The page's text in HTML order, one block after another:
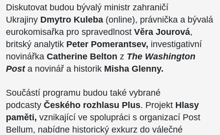
Diskutovat budou bývalý ministr zahraničí
Ukrajiny Dmytro Kuleba (online), právnička a bývalá
eurokomisařka pro spravedlnost Věra Jourová,
britský analytik Peter Pomerantsev, investigativní
novinářka Catherine Belton z The Washington
Posta novinář a historik Misha Glenny.
Součástí programu budou také vybrané
podcasty Českého rozhlasu Plus. Projekt Hlasy
paměti, vznikající ve spolupráci s organizací Post
Bellum, nabídne historický exkurz do válečné